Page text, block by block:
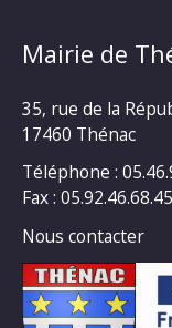
Mairie de
35, rue de la
17460 Thénac
Téléphone :
Fax : 05.92.46.68.45
Nous contacter